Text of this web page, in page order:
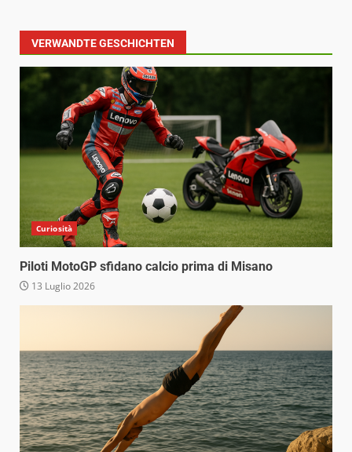
VERWANDTE GESCHICHTEN
Curiosità
Piloti MotoGP sfidano calcio prima di Misano
13 Luglio 2026